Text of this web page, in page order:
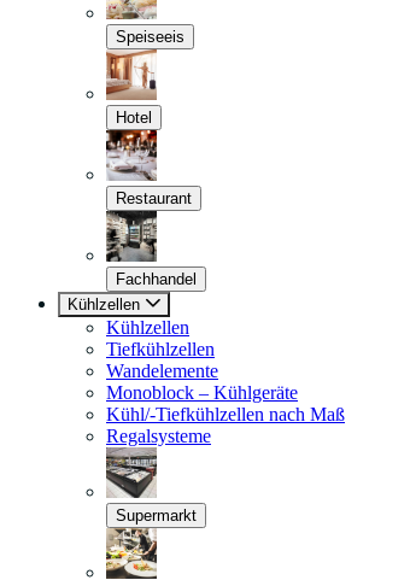
Speiseeis
Hotel
Restaurant
Fachhandel
Kühlzellen
Kühlzellen
Tiefkühlzellen
Wandelemente
Monoblock – Kühlgeräte
Kühl/-Tiefkühlzellen nach Maß
Regalsysteme
Supermarkt